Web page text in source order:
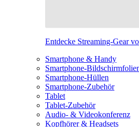
Entdecke Streaming-Gear
Smartphone & Handy
Smartphone-
Smartphone-Hüllen
Smartphone-Zubehör
Tablet
Tablet-Zubehör
Audio- & Videokonferenz
Kopfhörer & Headsets